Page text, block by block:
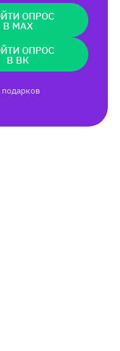
ОПРОС
В MAX
ОПРОС
В ВК